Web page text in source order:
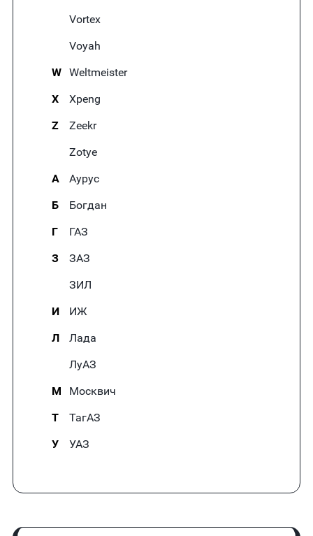
Vortex
Voyah
W Weltmeister
X
Xpeng
Z
Zeekr
Zotye
А
Аурус
Б
Богдан
Г
ГАЗ
З
ЗАЗ
ЗИЛ
И
ИЖ
Л
Лада
ЛуАЗ
М
Москвич
Т
ТагАЗ
У
УАЗ